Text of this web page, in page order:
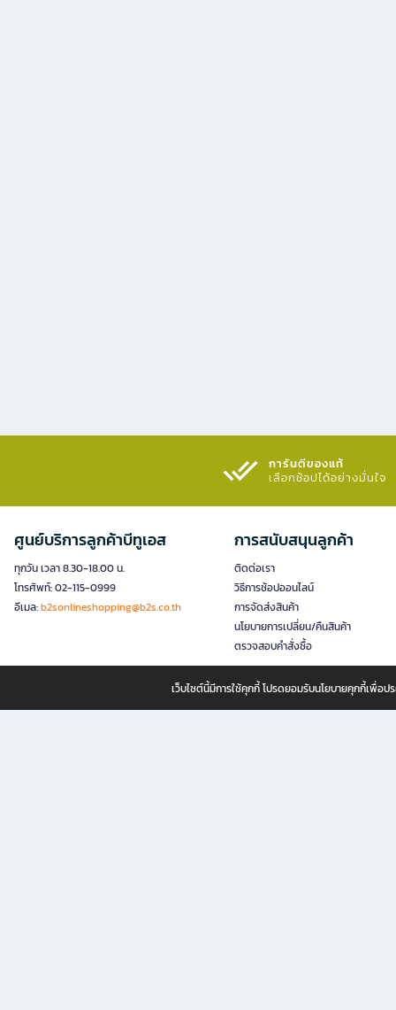
การันตีของแท้
เลือกช้อปได้อย่างมั่นใจ​
ศูนย์บริการลูกค้าบีทูเอส
ทุกวัน เวลา 8.30-18.00 น.
โทรศัพท์: 02-115-0999
อีเมล:b2sonlineshopping@b2s.co.th
การสนับสนุนลูกค้า
ติดต่อเรา
วิธีการช้อปออนไลน์
การจัดส่งสินค้า
นโยบายการเปลี่ยน/คืนสินค้า
ตรวจสอบคำสั่งซื้อ
เว็บไซต์นี้มีการใช้คุกกี้ โปรดยอมรับนโยบายคุกกี้เพื่อ